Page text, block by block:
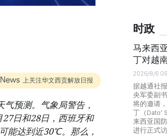
上关注华文西贡解放日报
预测。气象局警告，
日和28日，西班牙和
能达到近30℃。那么，
时政
马来西
丁对越
2026/8/6
据越通社
央军委副
将的邀请
丁（Dato’
来西亚国
进行正式访